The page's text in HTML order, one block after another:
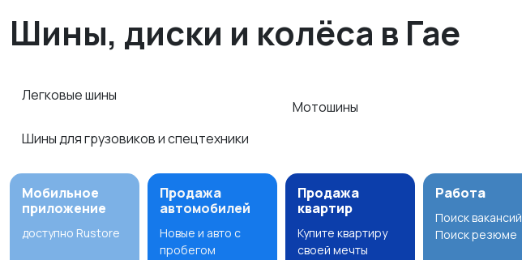
Шины, диски и колёса в Гае
Легковые шины
Шины для грузовиков и спецтехники
Мотошины
Мобильное
приложение
доступно Rustore
Продажа
автомобилей
Новые и авто с
пробегом
Продажа
квартир
Купите квартиру
своей мечты
Работа
Поиск вакансий
Поиск резюме